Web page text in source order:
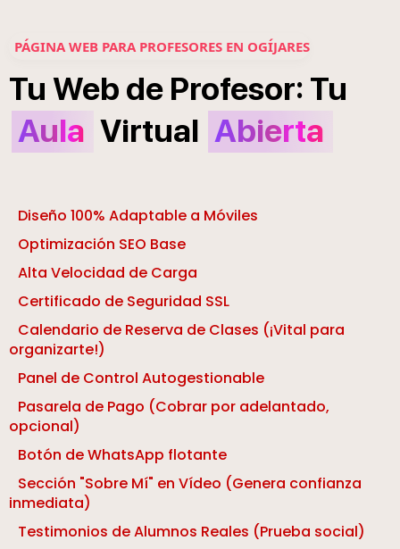
PÁGINA WEB PARA PROFESORES EN OGÍJARES
Tu Web de Profesor: Tu
Aula Virtual Abierta
Diseño 100% Adaptable a Móviles
Optimización SEO Base
Alta Velocidad de Carga
Certificado de Seguridad SSL
Calendario de Reserva de Clases (¡Vital para
organizarte!)
Panel de Control Autogestionable
Pasarela de Pago (Cobrar por adelantado,
opcional)
Botón de WhatsApp flotante
Sección "Sobre Mí" en Vídeo (Genera confianza
inmediata)
Testimonios de Alumnos Reales (Prueba social)